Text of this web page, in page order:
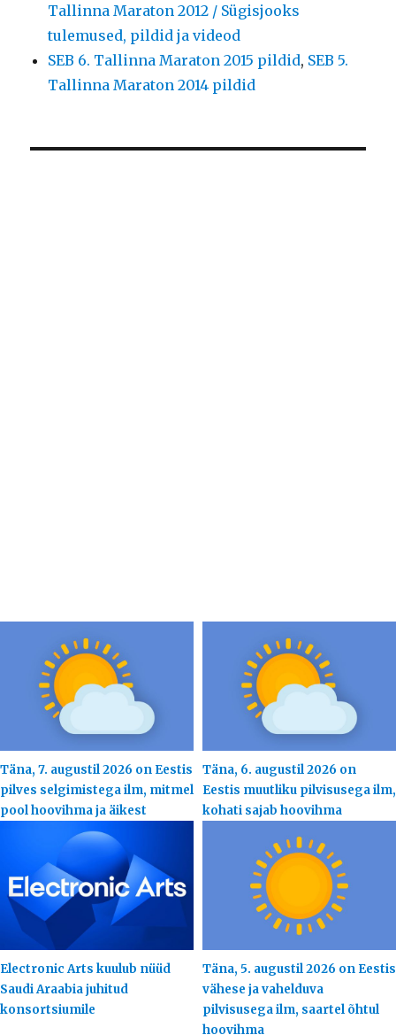
Tallinna Maraton 2012 / Sügisjooks
tulemused, pildid ja videod
SEB 6. Tallinna Maraton 2015 pildid, SEB 5.
Tallinna Maraton 2014 pildid
Täna, 7. augustil 2026 on Eestis
pilves selgimistega ilm, mitmel
pool hoovihma ja äikest
Täna, 6. augustil 2026 on
Eestis muutliku pilvisusega ilm,
kohati sajab hoovihma
Electronic Arts kuulub nüüd
Saudi Araabia juhitud
konsortsiumile
Täna, 5. augustil 2026 on Eestis
vähese ja vahelduva
pilvisusega ilm, saartel õhtul
hoovihma